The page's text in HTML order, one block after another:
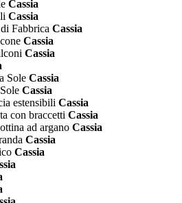
Cassia
Cassia
Fabbrica Cassia
Cassia
Cassia
Sole Cassia
Cassia
estensibili Cassia
con braccetti Cassia
ad argano Cassia
Cassia
Cassia